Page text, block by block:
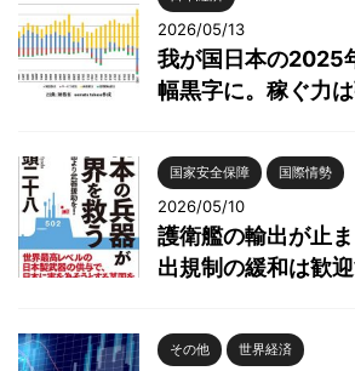
2026/05/13
我が国日本の2025
幅黒字に。稼ぐ力
国家安全保障 国際情勢
2026/05/10
護衛艦の輸出が止
出規制の緩和は歓
その他 世界経済